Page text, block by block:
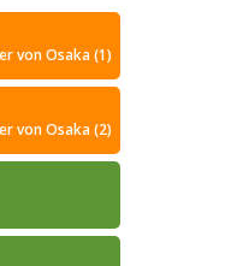
von Osaka (1)
von Osaka (2)